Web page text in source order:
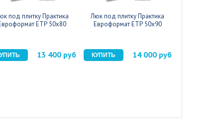
под плитку Практика
ЕТР 50x80
13 400 руб
Люк под плитку Практика
Евроформат ЕТР 50x90
14 000 руб